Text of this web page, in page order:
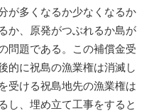
が多くなるか少なくなるか
か、原発がつぶれるか島が
問題である。この補償金受
的に祝島の漁業権は消滅し
受ける祝島地先の漁業権は
し、埋め立て工事をすると